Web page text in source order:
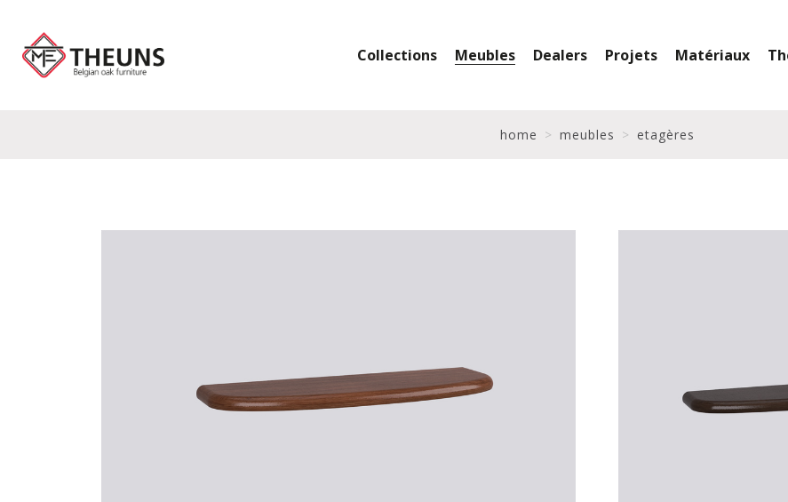
Collections Meubles Dealers Projets Matériaux
home meubles etagères